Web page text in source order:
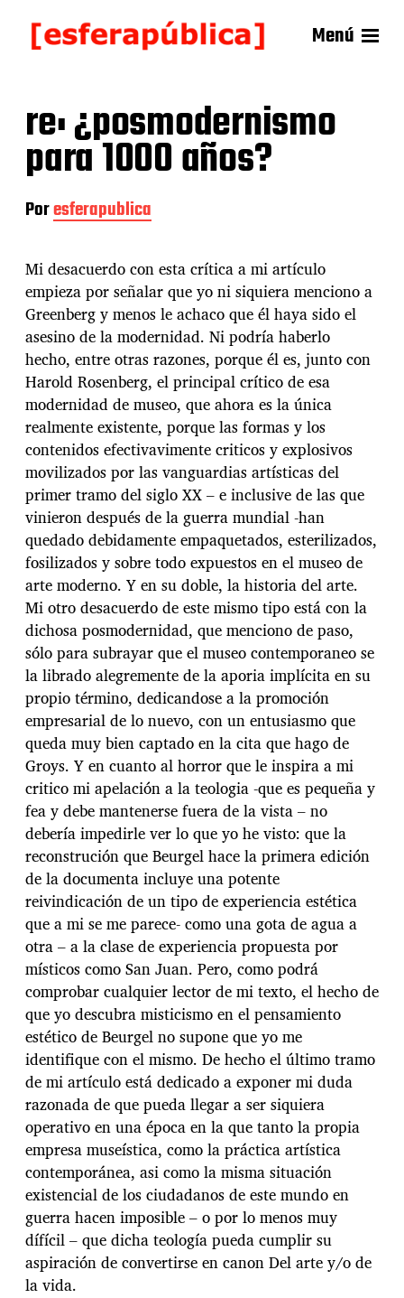
Menú
re: ¿posmodernismo
para 1000 años?
Poresferapublica
Mi desacuerdo con esta crítica a mi artículo
empieza por señalar que yo ni siquiera menciono a
Greenberg y menos le achaco que él haya sido el
asesino de la modernidad. Ni podría haberlo
hecho, entre otras razones, porque él es, junto con
Harold Rosenberg, el principal crítico de esa
modernidad de museo, que ahora es la única
realmente existente, porque las formas y los
contenidos efectivavimente criticos y explosivos
movilizados por las vanguardias artísticas del
primer tramo del siglo XX – e inclusive de las que
vinieron después de la guerra mundial -han
quedado debidamente empaquetados, esterilizados,
fosilizados y sobre todo expuestos en el museo de
arte moderno. Y en su doble, la historia del arte.
Mi otro desacuerdo de este mismo tipo está con la
dichosa posmodernidad, que menciono de paso,
sólo para subrayar que el museo contemporaneo se
la librado alegremente de la aporia implícita en su
propio término, dedicandose a la promoción
empresarial de lo nuevo, con un entusiasmo que
queda muy bien captado en la cita que hago de
Groys. Y en cuanto al horror que le inspira a mi
critico mi apelación a la teologia -que es pequeña y
fea y debe mantenerse fuera de la vista – no
debería impedirle ver lo que yo he visto: que la
reconstrución que Beurgel hace la primera edición
de la documenta incluye una potente
reivindicación de un tipo de experiencia estética
que a mi se me parece- como una gota de agua a
otra – a la clase de experiencia propuesta por
místicos como San Juan. Pero, como podrá
comprobar cualquier lector de mi texto, el hecho de
que yo descubra misticismo en el pensamiento
estético de Beurgel no supone que yo me
identifique con el mismo. De hecho el último tramo
de mi artículo está dedicado a exponer mi duda
razonada de que pueda llegar a ser siquiera
operativo en una época en la que tanto la propia
empresa museística, como la práctica artística
contemporánea, asi como la misma situación
existencial de los ciudadanos de este mundo en
guerra hacen imposible – o por lo menos muy
dífícil – que dicha teología pueda cumplir su
aspiración de convertirse en canon Del arte y/o de
la vida.